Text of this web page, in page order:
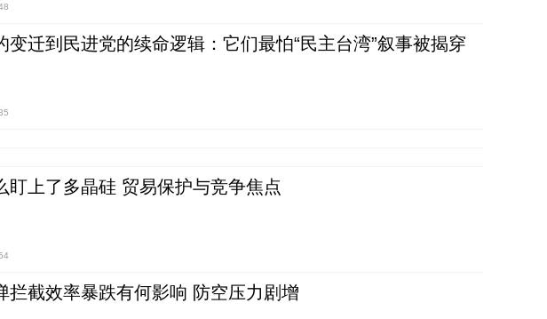
变迁到民进党的续命逻辑：它们最怕“民主台湾”叙事被揭穿
盯上了多晶硅 贸易保护与竞争焦点
拦截效率暴跌有何影响 防空压力剧增